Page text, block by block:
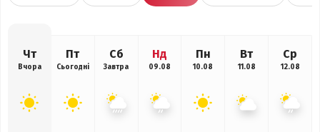
Чт
Вчора
Пт
Сьогодні
Сб
Завтра
Нд
09.08
Пн
10.08
Вт
11.08
Ср
12.08